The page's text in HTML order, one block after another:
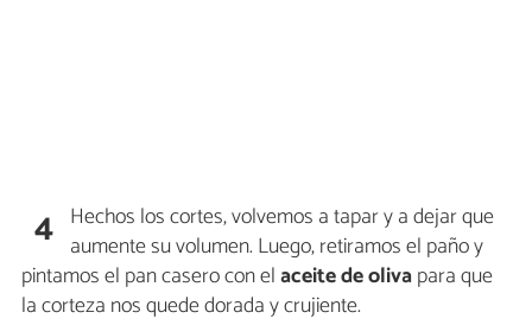
4 Hechos los cortes, volvemos a tapar y a dejar que
aumente su volumen. Luego, retiramos el paño y
pintamos el pan casero con elaceite de olivapara que
la corteza nos quede dorada y crujiente.